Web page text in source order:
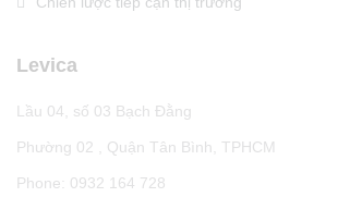
Levica
Lầu 04, số 03 Bạch Đằng
Phường 02 , Quận Tân Bình, TPHCM
Phone: 0932 164 728